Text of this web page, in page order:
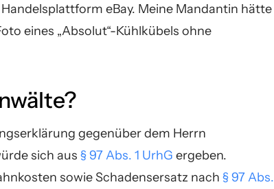
eBay. Meine Mandantin hätte
eines „Absolut“-Kühlkübels ohne
gegenüber dem Herrn
sich aus § 97 Abs. 1 UrhG ergeben.
sowie Schadensersatz nach § 97 Abs.